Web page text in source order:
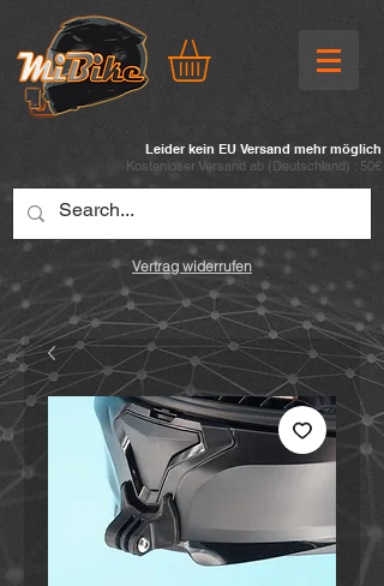
Leider kein EU Versand mehr möglich
Kostenloser Versand ab (Deutschland) : 50€
Vertrag widerrufen